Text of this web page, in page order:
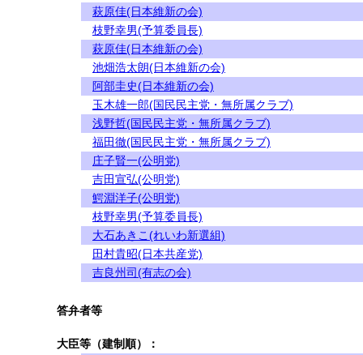
萩原佳(日本維新の会)
枝野幸男(予算委員長)
萩原佳(日本維新の会)
池畑浩太朗(日本維新の会)
阿部圭史(日本維新の会)
玉木雄一郎(国民民主党・無所属クラブ)
浅野哲(国民民主党・無所属クラブ)
福田徹(国民民主党・無所属クラブ)
庄子賢一(公明党)
吉田宣弘(公明党)
鰐淵洋子(公明党)
枝野幸男(予算委員長)
大石あきこ(れいわ新選組)
田村貴昭(日本共産党)
吉良州司(有志の会)
答弁者等
大臣等（建制順）：